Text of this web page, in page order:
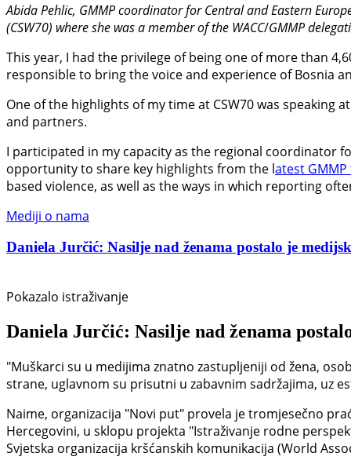
Abida Pehlic, GMMP coordinator for Central and Eastern
(CSW70) where she was a member of the WACC/GMMP
This year, I had the privilege of being one of more than
responsible to bring the voice and experience of Bosnia
One of the highlights of my time at CSW70 was speaking
and partners.
I participated in my capacity as the regional coordinator
opportunity to share key highlights from the latest
based violence, as well as the ways in which reporting
Mediji o nama
Daniela Jurčić: Nasilje nad ženama postalo je
Pokazalo istraživanje
Daniela Jurčić: Nasilje nad ženama
"Muškarci su u medijima znatno zastupljeniji od žena,
strane, uglavnom su prisutni u zabavnim sadržajima, uz
Naime, organizacija "Novi put" provela je tromjesečno
Hercegovini, u sklopu projekta "Istraživanje rodne
Svjetska organizacija kršćanskih komunikacija (World